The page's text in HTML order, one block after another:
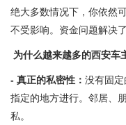
绝大多数情况下，你依然
不受影响。资金问题解决
为什么越来越多的西安车
- 真正的私密性： 没有固
指定的地方进行。邻居、
私。